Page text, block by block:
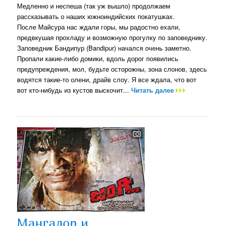
Медленно и неспеша (так уж вышло) продолжаем
рассказывать о наших южноиндийских покатушках.
После Майсура нас ждали горы, мы радостно ехали,
предвкушая прохладу и возможную прогулку по заповеднику.
Заповедник Бандипур (Bandipur) начался очень заметно.
Пропали какие-либо домики, вдоль дорог появились
предупреждения, мол, будьте осторожны, зона слонов, здесь
водятся такие-то олени, драйв слоу. Я все ждала, что вот
вот кто-нибудь из кустов выскочит...Читать далее
Мангалор и